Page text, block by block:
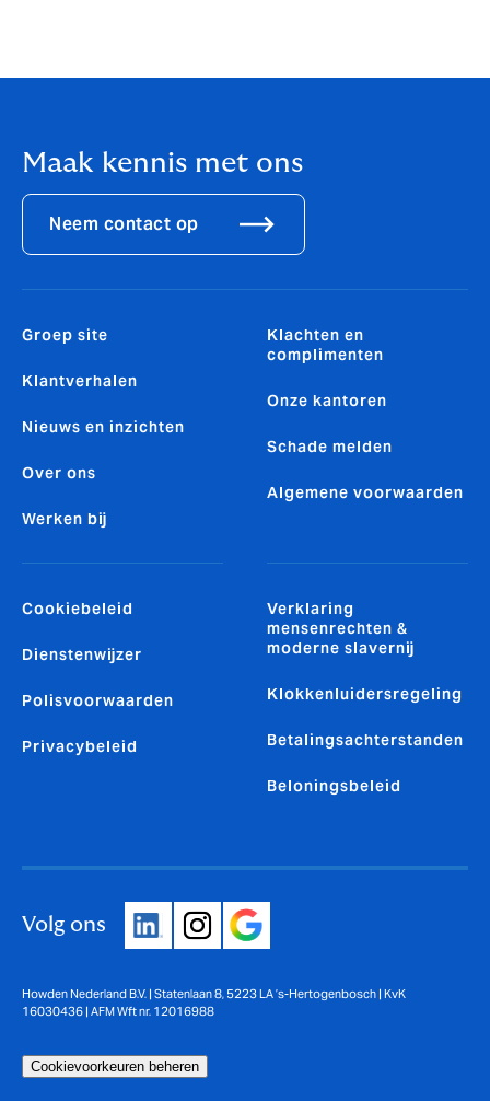
Maak kennis met ons
Neem contact op
Groep site
Klantverhalen
Nieuws en inzichten
Over ons
Werken bij
Klachten en
complimenten
Onze kantoren
Schade melden
Algemene voorwaarden
Cookiebeleid
Dienstenwijzer
Polisvoorwaarden
Privacybeleid
Verklaring
mensenrechten &
moderne slavernij
Klokkenluidersregeling
Betalingsachterstanden
Beloningsbeleid
Volg ons
Howden Nederland B.V. | Statenlaan 8, 5223 LA ’s-Hertogenbosch | KvK
16030436 | AFM Wft nr. 12016988
Cookievoorkeuren beheren